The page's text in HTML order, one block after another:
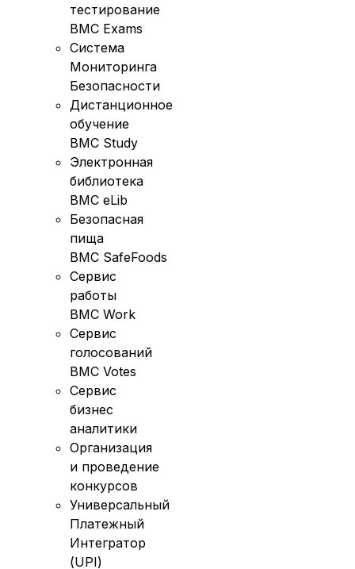
тестирование
BMC Exams
Система
Мониторинга
Безопасности
Дистанционное
обучение
BMC Study
Электронная
библиотека
BMC eLib
Безопасная
пища
BMC SafeFoods
Сервис
работы
BMC Work
Сервис
голосований
BMC Votes
Сервис
бизнес
аналитики
Организация
и проведение
конкурсов
Универсальный
Платежный
Интегратор
(UPI)